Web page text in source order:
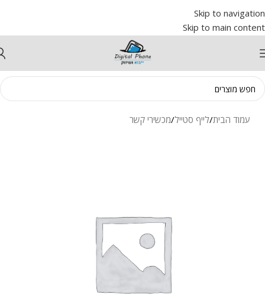
Skip to navigation
Skip to main content
עמוד הבית/לייף סטייל/מכשירי קשר